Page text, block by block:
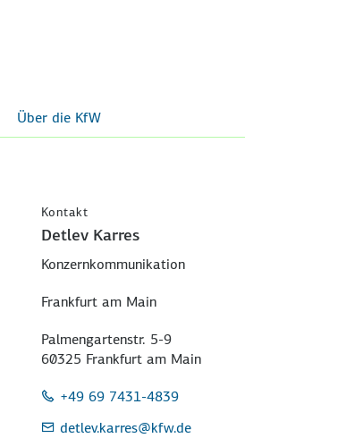
Über die KfW
Kontakt
Detlev Karres
Konzernkommunikation
Frankfurt am Main
Palmengartenstr. 5-9
60325 Frankfurt am Main
+49 69 7431-4839
detlev.karres@kfw.de